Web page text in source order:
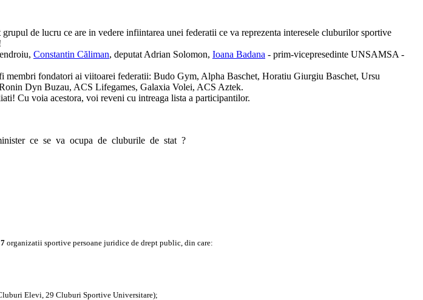
de lucru ce are in vedere infiintarea unei federatii ce va reprezenta interesele cluburilor sportive
Constantin Căliman, deputat Adrian Solomon, Ioana Badana - prim-vicepresedinte UNSAMSA -
fondatori ai viitoarei federatii: Budo Gym, Alpha Baschet, Horatiu Giurgiu Baschet, Ursu
Dyn Buzau, ACS Lifegames, Galaxia Volei, ACS Aztek.
Cu voia acestora, voi reveni cu intreaga lista a participantilor.
ce se va ocupa de cluburile de stat ?
organizatii sportive persoane juridice de drept public, din care:
Elevi, 29 Cluburi Sportive Universitare);